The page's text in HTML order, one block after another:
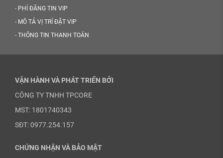
- PHÍ ĐĂNG TIN VIP
- MÔ TẢ VỊ TRÍ ĐẶT VIP
- THÔNG TIN THANH TOÁN
VẬN HÀNH VÀ PHÁT TRIỂN BỞI
CÔNG TY TNHH TPCORE
MST: 1801740343
SĐT: 0977.254.157
CHỨNG NHẬN VÀ BẢO MẬT